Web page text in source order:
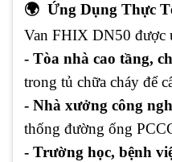
🌍 Ứng Dụng Thực
Van FHIX DN50 được
- Tòa nhà cao tầng,
trong tủ chữa cháy để
- Nhà xưởng công
thống đường ống
- Trường học, bệnh